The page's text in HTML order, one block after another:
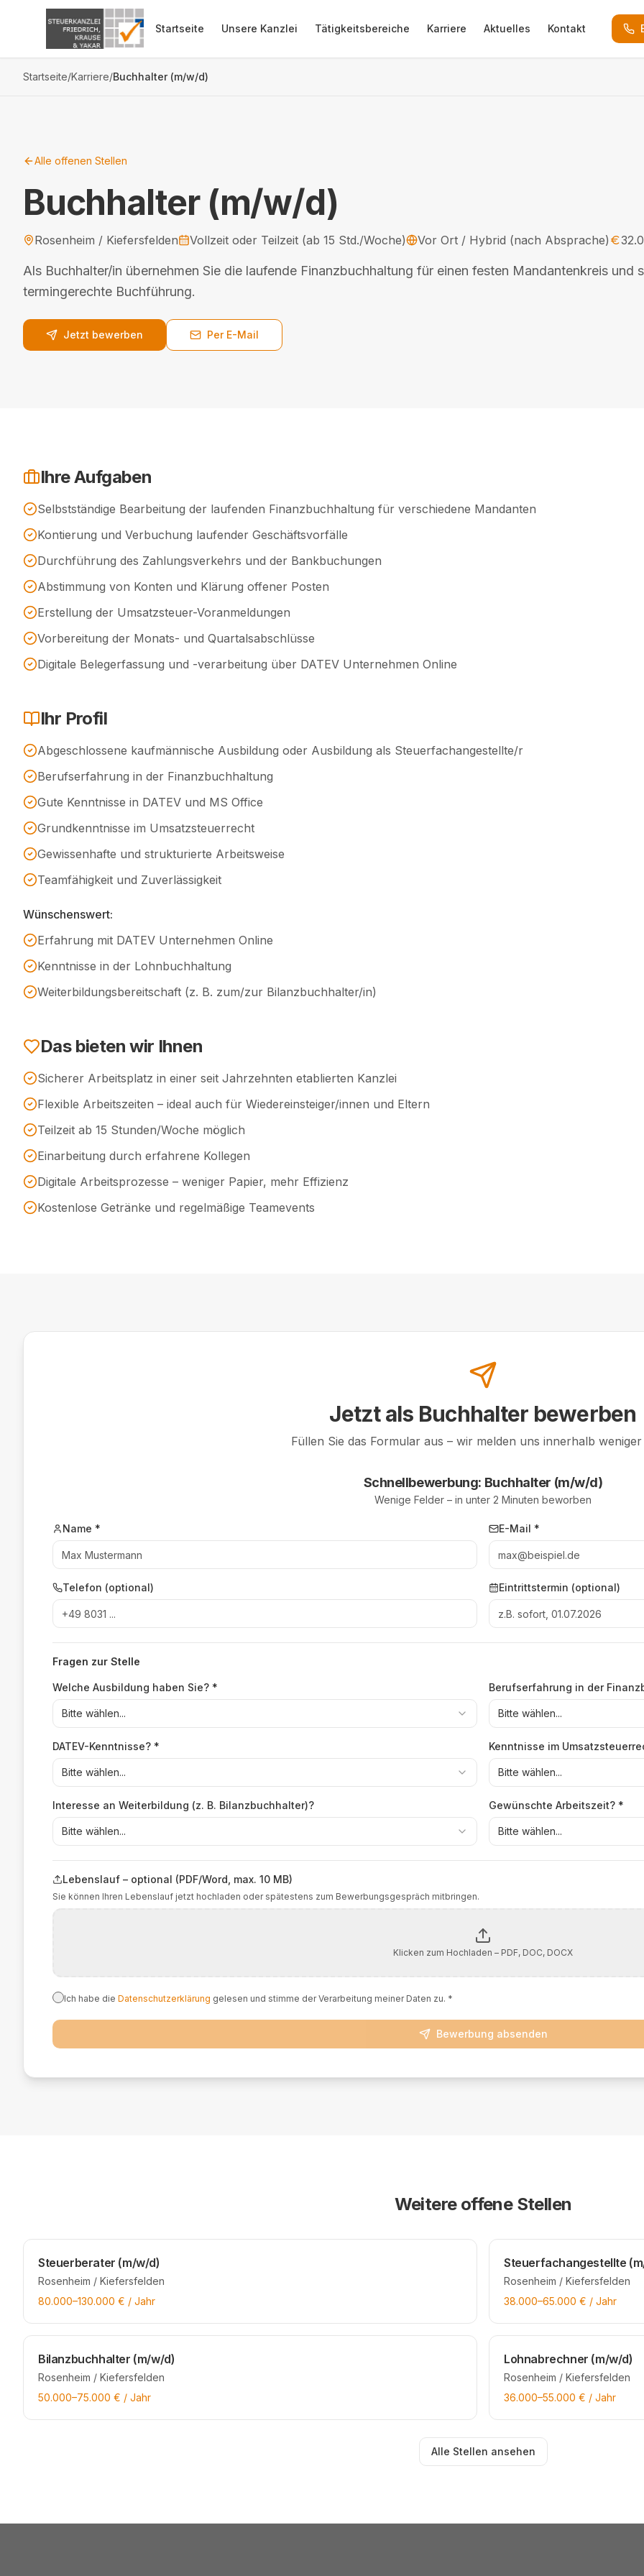
Zum Inhalt springen
Startseite Unsere Kanzlei Tätigkeitsbereiche Karriere Aktuelles Kontakt
Startseite/Karriere/Buchhalter (m/w/d)
Alle offenen Stellen
Buchhalter (m/w/d)
Rosenheim / Kiefersfelden Vollzeit oder Teilzeit (ab 15 Std./Woche) Vor Ort / Hybrid (nach Absprache)
Als Buchhalter/in übernehmen Sie die laufende Finanzbuchhaltung für einen festen Mandantenkreis und
termingerechte Buchführung.
Jetzt bewerben Per E-Mail
Ihre Aufgaben
Selbstständige Bearbeitung der laufenden Finanzbuchhaltung für verschiedene Mandanten
Kontierung und Verbuchung laufender Geschäftsvorfälle
Durchführung des Zahlungsverkehrs und der Bankbuchungen
Abstimmung von Konten und Klärung offener Posten
Erstellung der Umsatzsteuer-Voranmeldungen
Vorbereitung der Monats- und Quartalsabschlüsse
Digitale Belegerfassung und -verarbeitung über DATEV Unternehmen Online
Ihr Profil
Abgeschlossene kaufmännische Ausbildung oder Ausbildung als Steuerfachangestellte/r
Berufserfahrung in der Finanzbuchhaltung
Gute Kenntnisse in DATEV und MS Office
Grundkenntnisse im Umsatzsteuerrecht
Gewissenhafte und strukturierte Arbeitsweise
Teamfähigkeit und Zuverlässigkeit
Wünschenswert:
Erfahrung mit DATEV Unternehmen Online
Kenntnisse in der Lohnbuchhaltung
Weiterbildungsbereitschaft (z. B. zum/zur Bilanzbuchhalter/in)
Das bieten wir Ihnen
Sicherer Arbeitsplatz in einer seit Jahrzehnten etablierten Kanzlei
Flexible Arbeitszeiten – ideal auch für Wiedereinsteiger/innen und Eltern
Teilzeit ab 15 Stunden/Woche möglich
Einarbeitung durch erfahrene Kollegen
Digitale Arbeitsprozesse – weniger Papier, mehr Effizienz
Kostenlose Getränke und regelmäßige Teamevents
Jetzt als Buchhalter bewerben
Füllen Sie das Formular aus – wir melden uns innerhalb weniger
Schnellbewerbung: Buchhalter (m/w/d)
Wenige Felder – in unter 2 Minuten beworben
Name * E-Mail *
Telefon (optional) Eintrittstermin (optional)
Fragen zur Stelle
Welche Ausbildung haben Sie? *
Bitte wählen...
Berufserfahrung in der
Bitte wählen...
DATEV-Kenntnisse? *
Bitte wählen...
Kenntnisse im
Bitte wählen...
Interesse an Weiterbildung (z. B. Bilanzbuchhalter)?
Bitte wählen...
Gewünschte Arbeitszeit? *
Bitte wählen...
Lebenslauf – optional (PDF/Word, max. 10 MB)
Sie können Ihren Lebenslauf jetzt hochladen oder spätestens zum Bewerbungsgespräch mitbringen.
Klicken zum Hochladen – PDF, DOC, DOCX
Ich habe die Datenschutzerklärung gelesen und stimme der Verarbeitung meiner Daten zu. *
Bewerbung absenden
Weitere offene Stellen
Steuerberater (m/w/d)
Rosenheim / Kiefersfelden
80.000–130.000 € / Jahr
Steuerfachangestellte
Rosenheim / Kiefersfelden
38.000–65.000 € / Jahr
Bilanzbuchhalter (m/w/d)
Rosenheim / Kiefersfelden
50.000–75.000 € / Jahr
Lohnabrechner (m/w/d)
Rosenheim / Kiefersfelden
36.000–55.000 € / Jahr
Alle Stellen ansehen